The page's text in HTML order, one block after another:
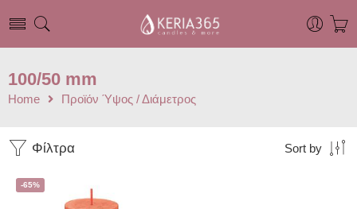
100/50 mm
Home Προϊόν Ύψος / Διάμετρος
Φίλτρα Sort by
-65%